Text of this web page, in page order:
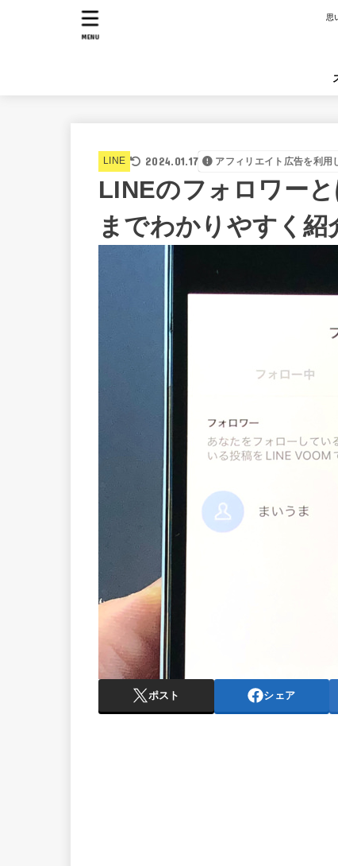
思
MENU
LINE 2024.01.17 アフィリエイト広告を利用
LINEのフォロワー
までわかりやすく紹
ポスト シェア